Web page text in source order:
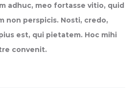
adhuc, meo fortasse vitio, quid
non perspicis. Nosti, credo,
est, qui pietatem. Hoc mihi
convenit.